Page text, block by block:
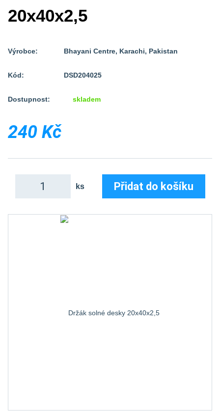
20x40x2,5
Výrobce: Bhayani Centre, Karachi, Pakistan
Kód: DSD204025
Dostupnost: skladem
240 Kč
ks Přidat do košíku